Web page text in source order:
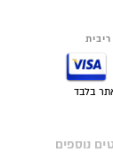
בלבד
נוספים